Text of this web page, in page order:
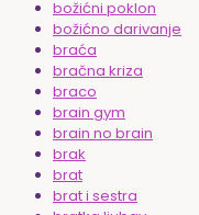
božićni poklon
božićno darivanje
braća
bračna kriza
braco
brain gym
brain no brain
brak
brat
brat i sestra